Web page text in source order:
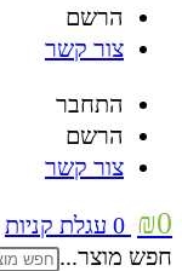
הרשם
צור קשר
התחבר
הרשם
צור קשר
₪0
0 עגלת קניות
חפש מוצר...